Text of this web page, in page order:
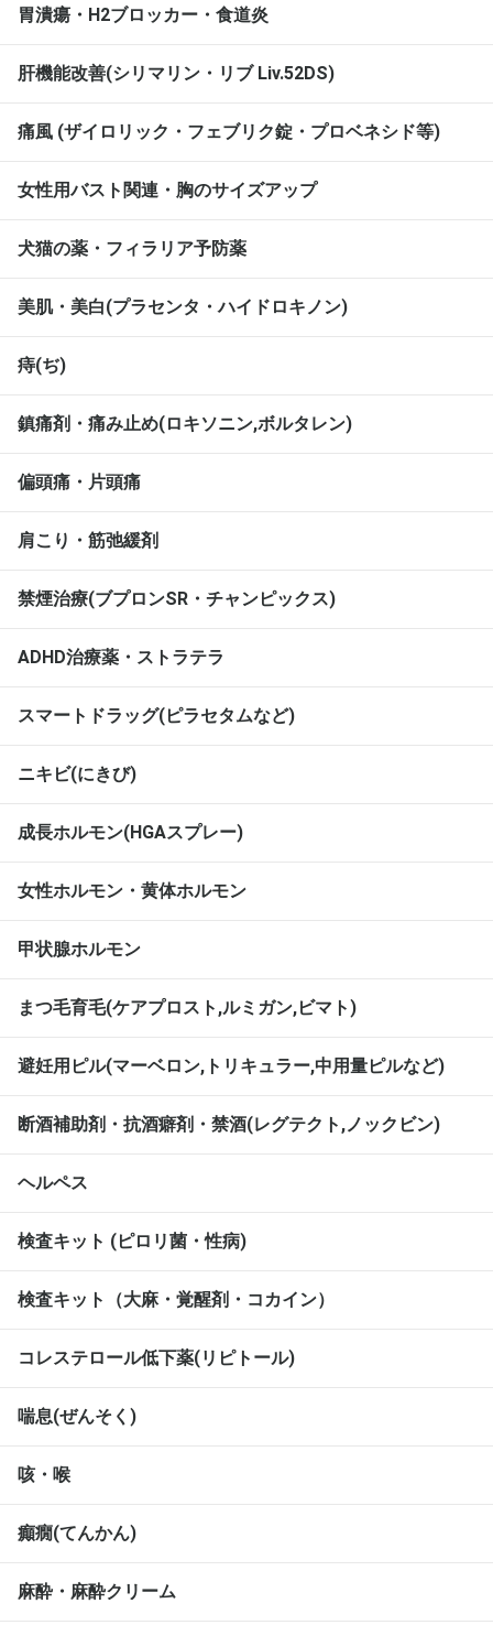
胃潰瘍・H2ブロッカー・食道炎
肝機能改善(シリマリン・リブ Liv.52DS)
痛風 (ザイロリック・フェブリク錠・プロベネシド等)
女性用バスト関連・胸のサイズアップ
犬猫の薬・フィラリア予防薬
美肌・美白(プラセンタ・ハイドロキノン)
痔(ぢ)
鎮痛剤・痛み止め(ロキソニン,ボルタレン)
偏頭痛・片頭痛
肩こり・筋弛緩剤
禁煙治療(ブプロンSR・チャンピックス)
ADHD治療薬・ストラテラ
スマートドラッグ(ピラセタムなど)
ニキビ(にきび)
成長ホルモン(HGAスプレー)
女性ホルモン・黄体ホルモン
甲状腺ホルモン
まつ毛育毛(ケアプロスト,ルミガン,ビマト)
避妊用ピル(マーベロン,トリキュラー,中用量ピルなど)
断酒補助剤・抗酒癖剤・禁酒(レグテクト,ノックビン)
ヘルペス
検査キット (ピロリ菌・性病)
検査キット（大麻・覚醒剤・コカイン）
コレステロール低下薬(リピトール)
喘息(ぜんそく)
咳・喉
癲癇(てんかん)
麻酔・麻酔クリーム